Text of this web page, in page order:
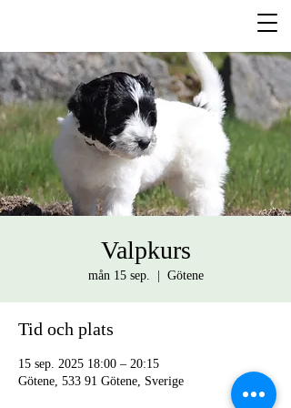
Valpkurs
mån 15 sep. Götene
Tid och plats
15 sep. 2025 18:00 – 20:15
Götene, 533 91 Götene, Sverige